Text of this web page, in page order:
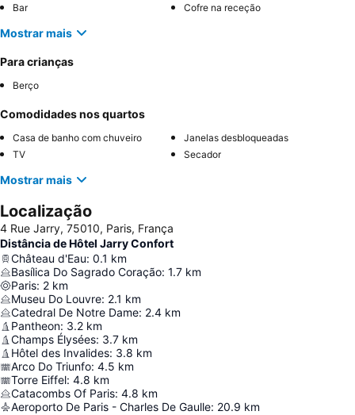
Bar Cofre na receção
Mostrar mais
Para crianças
Berço
Comodidades nos quartos
Casa de banho com chuveiro
Janelas desbloqueadas
TV
Secador
Mostrar mais
Localização
4 Rue Jarry, 75010, Paris, França
Distância de Hôtel Jarry Confort
Château d'Eau: 0.1 km
Basílica Do Sagrado Coração: 1.7 km
Paris: 2 km
Museu Do Louvre: 2.1 km
Catedral De Notre Dame: 2.4 km
Pantheon: 3.2 km
Champs Élysées: 3.7 km
Hôtel des Invalides: 3.8 km
Arco Do Triunfo: 4.5 km
Torre Eiffel: 4.8 km
Catacombs Of Paris: 4.8 km
Aeroporto De Paris - Charles De Gaulle: 20.9 km